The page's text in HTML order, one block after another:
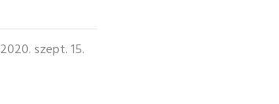
2020. szept. 15.